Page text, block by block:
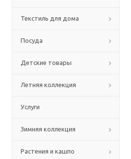
Текстиль для дома
Посуда
Детские товары
Летняя коллекция
Услуги
Зимняя коллекция
Растения и кашпо